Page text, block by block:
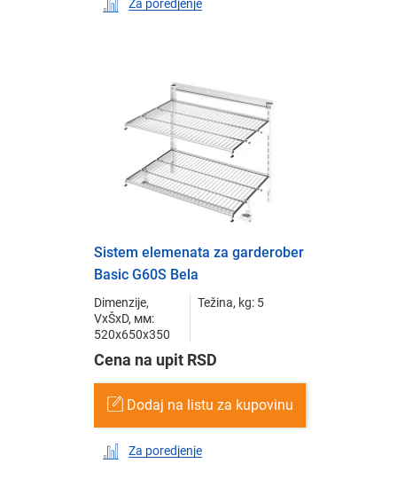
Za poredjenje
Sistem elemenata za garderober
Basic G60S Bela
Dimenzije,
VxŠxD, мм:
520x650x350
Težina, kg: 5
Cena na upit RSD
Dodaj na listu za kupovinu
Za poredjenje